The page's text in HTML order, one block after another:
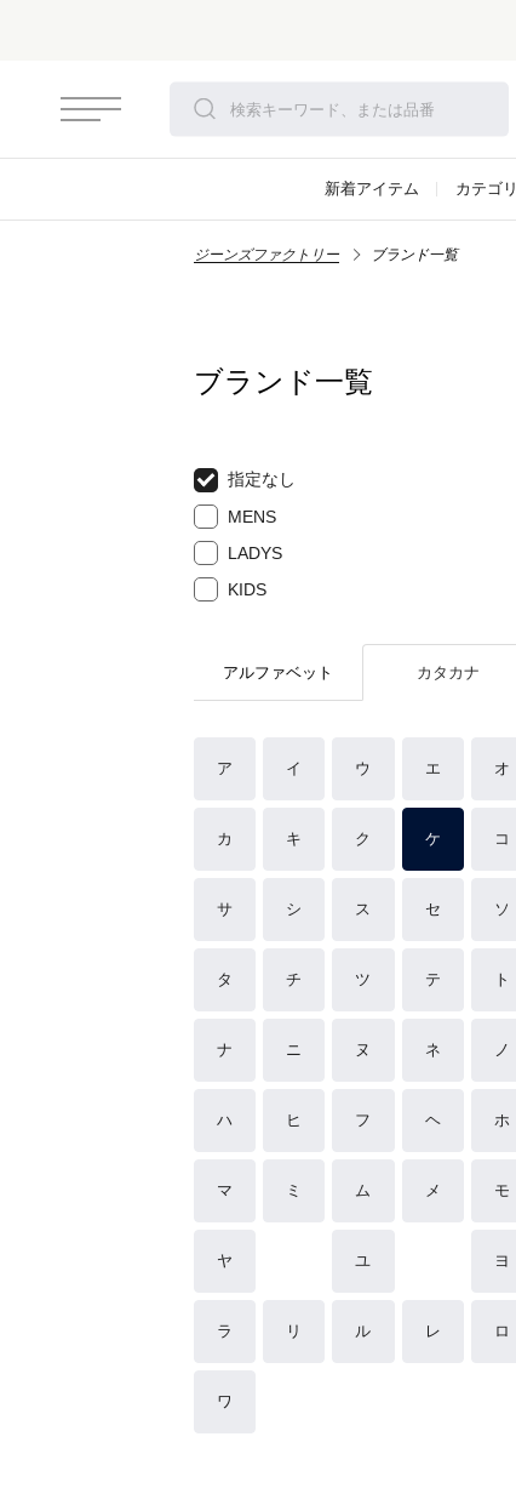
新着アイテム カテゴリ
ジーンズファクトリー ブランド一覧
ブランド一覧
指定なし
MENS
LADYS
KIDS
アルファベット カタカナ
ア イ ウ エ オ
カ キ ク ケ コ
サ シ ス セ ソ
タ チ ツ テ ト
ナ ニ ヌ ネ ノ
ハ ヒ フ ヘ ホ
マ ミ ム メ モ
ヤ ユ ヨ
ラ リ ル レ ロ
ワ